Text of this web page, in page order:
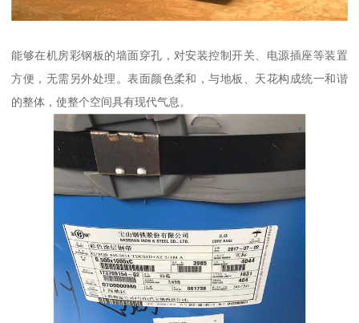
能够在机房彩钢板的墙面穿孔，对安装控制开关、电源插座等装置
方便，无需另外处理。表面颜色柔和，与地板、天花构成统一和谐
的整体，使整个空间具有现代气息。